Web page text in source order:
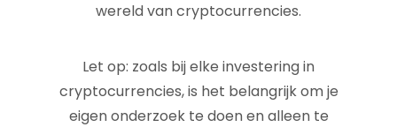
wereld van cryptocurrencies.
Let op: zoals bij elke investering in
cryptocurrencies, is het belangrijk om je
eigen onderzoek te doen en alleen te